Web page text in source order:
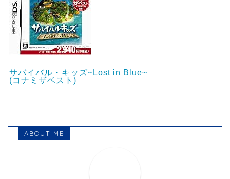
サバイバル・キッズ~Lost in Blue~
(コナミザベスト)
ABOUT ME